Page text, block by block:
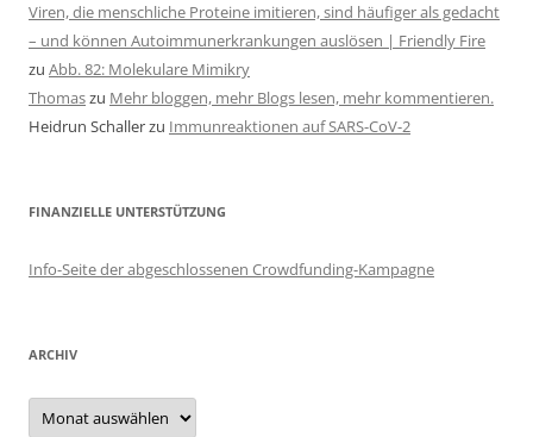
Viren, die menschliche Proteine imitieren, sind häufiger als gedacht
– und können Autoimmunerkrankungen auslösen | Friendly Fire
zu Abb. 82: Molekulare Mimikry
Thomaszu Mehr bloggen, mehr Blogs lesen, mehr kommentieren.
Heidrun Schallerzu Immunreaktionen auf SARS-CoV-2
FINANZIELLE UNTERSTÜTZUNG
Info-Seite der abgeschlossenen Crowdfunding-Kampagne
ARCHIV
Archiv